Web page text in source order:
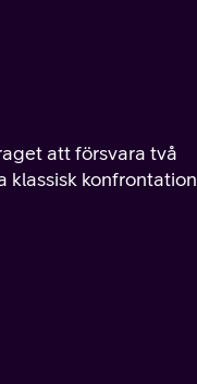
att försvara två
klassisk konfrontation